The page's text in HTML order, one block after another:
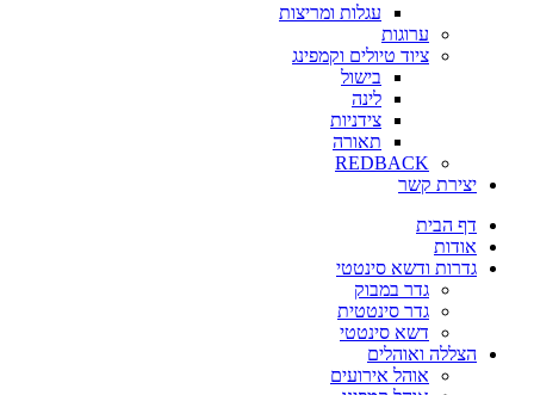
עגלות ומריצות
ערוגות
ציוד טיולים וקמפינג
בישול
לינה
צידניות
תאורה
REDBACK
יצירת קשר
דף הבית
אודות
גדרות ודשא סינטטי
גדר במבוק
גדר סינטטית
דשא סינטטי
הצללה ואוהלים
אוהל אירועים